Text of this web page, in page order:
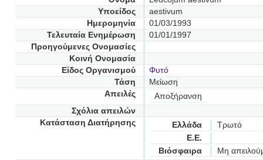
Υποείδος
aestivum
Ημερομηνία
01/03/1993
Τελευταία Ενημέρωση
01/01/1997
Προηγούμενες Oνομασίες
Κοινή Ονομασία
Είδος Οργανισμού
Φυτό
Τάση
Μείωση
Απειλές
Αποξήρανση
Σχόλια απειλών
Κατάσταση Διατήρησης
Ελλάδα
Τρωτό
Ε.Ε.
Βιόσφαιρα
Μη